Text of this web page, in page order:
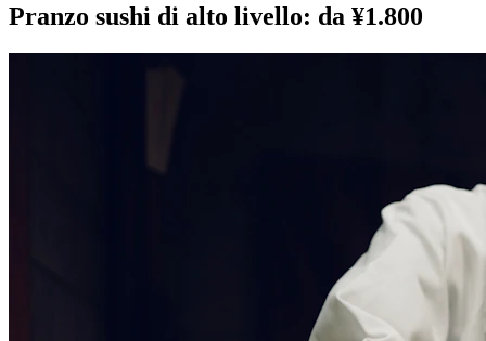
Pranzo sushi di alto livello: da ¥1.800